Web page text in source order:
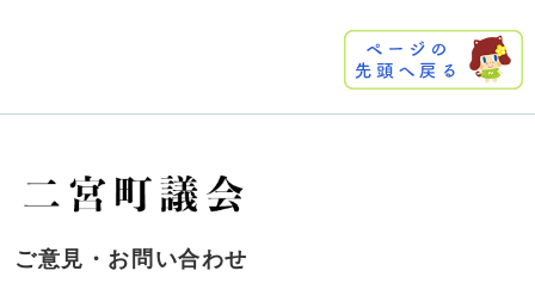
ご意見・お問い合わせ